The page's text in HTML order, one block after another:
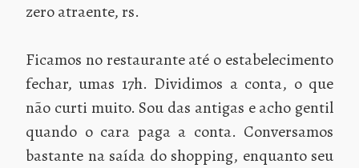
zero atraente, rs.
Ficamos no restaurante até o estabelecimento
fechar, umas 17h. Dividimos a conta, o que
não curti muito. Sou das antigas e acho gentil
quando o cara paga a conta. Conversamos
bastante na saída do shopping, enquanto seu